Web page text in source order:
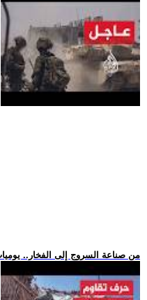
.. من صناعة السروج إلى الفخار..